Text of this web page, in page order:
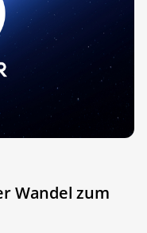
Wandel zum